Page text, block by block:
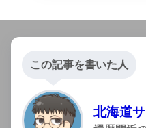
この記事を書いた人
北海道